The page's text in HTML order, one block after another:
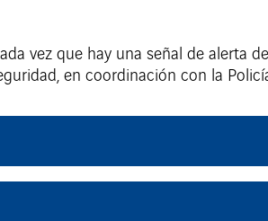
vez que hay una señal de
en coordinación con la